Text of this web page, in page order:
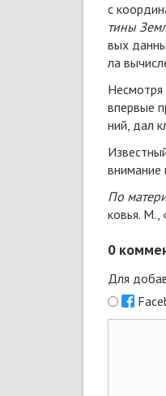
с
ти­ны
вых
ла
Не­смот­ря
впер­вые
ний, дал
вни­ма­ние
По
ковья. М.,
0
Для